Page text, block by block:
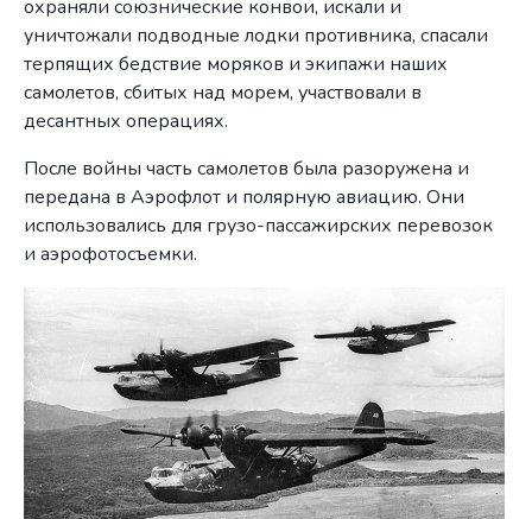
охраняли союзнические конвои, искали и
уничтожали подводные лодки противника, спасали
терпящих бедствие моряков и экипажи наших
самолетов, сбитых над морем, участвовали в
десантных операциях.
После войны часть самолетов была разоружена и
передана в Аэрофлот и полярную авиацию. Они
использовались для грузо-пассажирских перевозок
и аэрофотосъемки.